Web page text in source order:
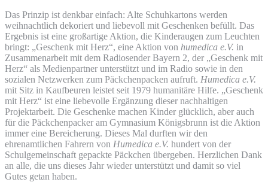
Das Prinzip ist denkbar einfach: Alte Schuhkartons werden
weihnachtlich dekoriert und liebevoll mit Geschenken befüllt. Das
Ergebnis ist eine großartige Aktion, die Kinderaugen zum Leuchten
bringt: „Geschenk mit Herz“, eine Aktion von humedica e.V. in
Zusammenarbeit mit dem Radiosender Bayern 2, der „Geschenk mit
Herz“ als Medienpartner unterstützt und im Radio sowie in den
sozialen Netzwerken zum Päckchenpacken aufruft. Humedica e.V.
mit Sitz in Kaufbeuren leistet seit 1979 humanitäre Hilfe. „Geschenk
mit Herz“ ist eine liebevolle Ergänzung dieser nachhaltigen
Projektarbeit. Die Geschenke machen Kinder glücklich, aber auch
für die Päckchenpacker am Gymnasium Königsbrunn ist die Aktion
immer eine Bereicherung. Dieses Mal durften wir den
ehrenamtlichen Fahrern von Humedica e.V. hundert von der
Schulgemeinschaft gepackte Päckchen übergeben. Herzlichen Dank
an alle, die uns dieses Jahr wieder unterstützt und damit so viel
Gutes getan haben.